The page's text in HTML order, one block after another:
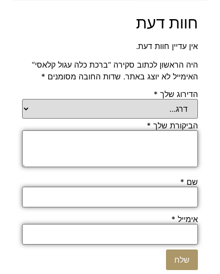
חוות דעת
אין עדיין חוות דעת.
היה הראשון לכתוב סקירה “ברכת כלה עגול קלאסי”
האימייל לא יוצג באתר. שדות החובה מסומנים *
הדירוג שלך *
הביקורת שלך *
שם *
אימייל *